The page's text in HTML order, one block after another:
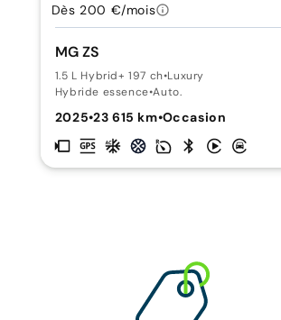
MG ZS
1.5 L Hybrid+ 197 ch•Luxury
Hybride essence•Auto.
2025•23 615 km•Occasion
Dès 200 €/mois